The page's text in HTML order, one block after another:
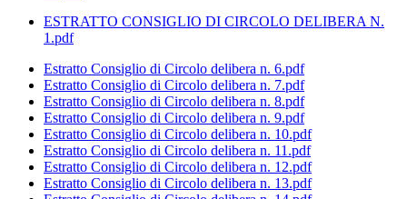
ESTRATTO CONSIGLIO DI CIRCOLO DELIBERA N.
1.pdf
Estratto Consiglio di Circolo delibera n. 6.pdf
Estratto Consiglio di Circolo delibera n. 7.pdf
Estratto Consiglio di Circolo delibera n. 8.pdf
Estratto Consiglio di Circolo delibera n. 9.pdf
Estratto Consiglio di Circolo delibera n. 10.pdf
Estratto Consiglio di Circolo delibera n. 11.pdf
Estratto Consiglio di Circolo delibera n. 12.pdf
Estratto Consiglio di Circolo delibera n. 13.pdf